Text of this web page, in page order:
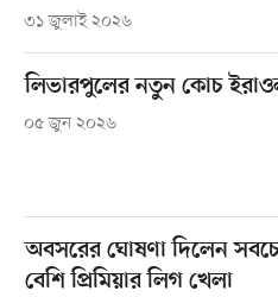
৩১ জুলাই ২০২৬
লিভারপুলের নতুন কোচ
০৫ জুন ২০২৬
অবসরের ঘোষণা দিলেন
বেশি প্রিমিয়ার লিগ খেলা